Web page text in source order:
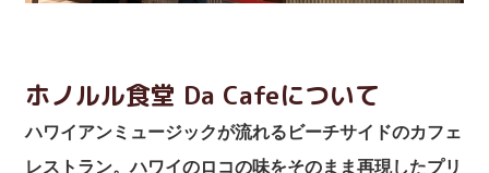
ホノルル食堂 Da Cafeについて
ハワイアンミュージックが流れるビーチサイドのカフェ
レストラン。ハワイのロコの味をそのまま再現したプリ